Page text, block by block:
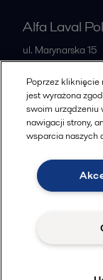
Alfa Laval
ul. Marynarska 15
Poland
+48 223366464
Poprzez
jest wyrażona
swoim urządzeniu
nawigacji strony,
wsparcia naszych